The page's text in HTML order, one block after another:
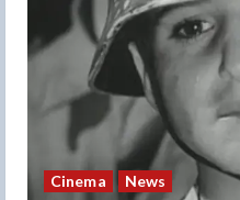
Cinema News